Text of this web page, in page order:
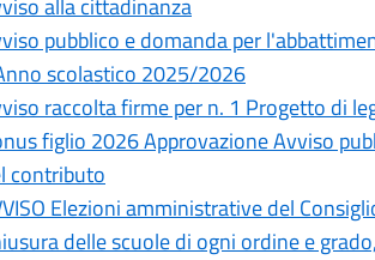
alla cittadinanza
pubblico e domanda per
scolastico 2025/2026
raccolta firme per n. 1 Progetto di
figlio 2026 Approvazione Avviso
contributo
Elezioni amministrative del
delle scuole di ogni ordine e